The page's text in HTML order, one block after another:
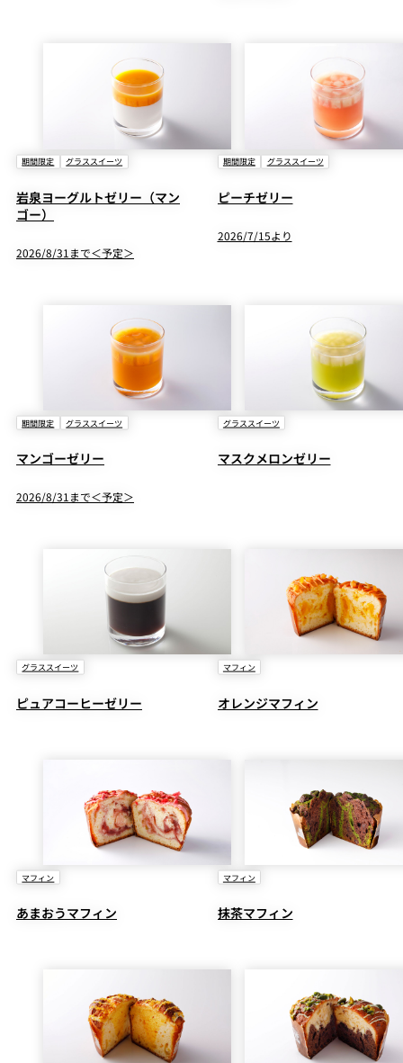
期間限定 グラススイーツ
岩泉ヨーグルトゼリー（マン
ゴー）
2026/8/31まで＜予定＞
期間限定 グラススイーツ
ピーチゼリー
2026/7/15より
期間限定 グラススイーツ
マンゴーゼリー
2026/8/31まで＜予定＞
グラススイーツ
マスクメロンゼリー
グラススイーツ
ピュアコーヒーゼリー
マフィン
オレンジマフィン
マフィン
あまおうマフィン
マフィン
抹茶マフィン